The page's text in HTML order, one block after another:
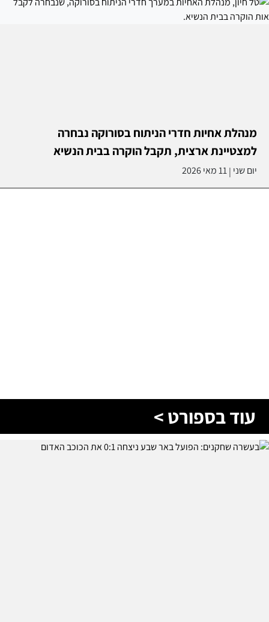
מנהלת אחיות חדרי הניתוח בסורוקה נבחרה
למצטיינת ארצית, תקבל הוקרה בבית הנשיא
יום שני |11 מאי 2026
עוד בספורט >